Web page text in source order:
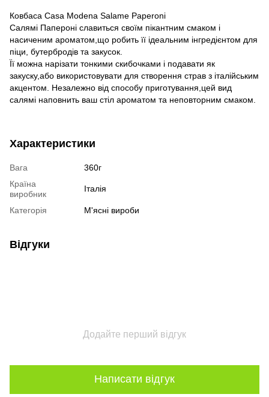
Ковбаса Casa Modena Salame Paperoni
Салямі Папероні славиться своїм пікантним смаком і
насиченим ароматом,що робить її ідеальним інгредієнтом для
піци, бутербродів та закусок.
Її можна нарізати тонкими скибочками і подавати як
закуску,або використовувати для створення страв з італійським
акцентом. Незалежно від способу приготування,цей вид
салямі наповнить ваш стіл ароматом та неповторним смаком.
Характеристики
Вага
360г
Країна
виробник
Італія
Категорія М'ясні вироби
Відгуки
Додайте перший відгук
Написати відгук